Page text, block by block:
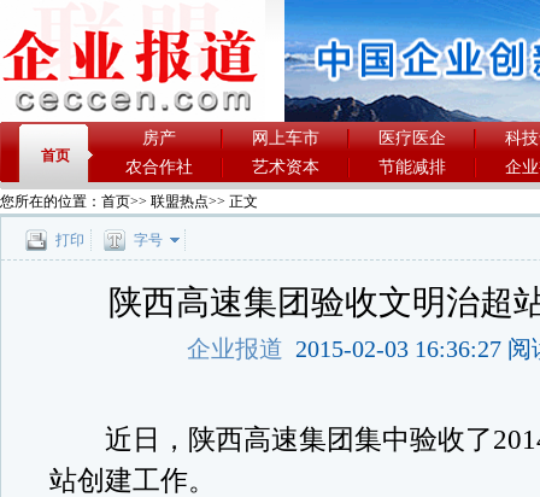
首页
房产 网上车市 医疗医企
科
农合作社
艺术资本 节能减排 企
您所在的位置： 首页>> 联盟热点>> 正文
打印 字号
陕西高速集团验收文明治超
企业报道 2015-02-03 16:36:27
近日，陕西高速集团集中验收了
站创建工作。